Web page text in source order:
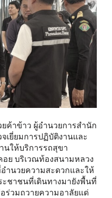
ยค้าข้าว ผู้อำนวยการสำนัก
เยี่ยมการปฏิบัติงานและ
นให้บริการรถสุขา
ย บริเวณท้องสนามหลวง
ำนวยความสะดวกและให้
ะชาชนที่เดินทางมายังพื้นที่
ร่วมถวายความอาลัยแด่